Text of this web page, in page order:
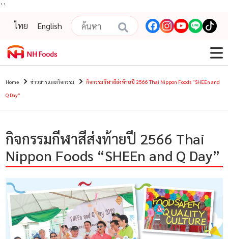
``
ไทย
English
Home ข่าวสารและกิจกรรม
กิจกรรมกีฬาสีส่งท้ายปี 2566 Thai Nippon Foods “SHEEn and
Q Day”
กิจกรรมกีฬาสีส่งท้ายปี 2566 Thai
Nippon Foods “SHEEn and Q Day”